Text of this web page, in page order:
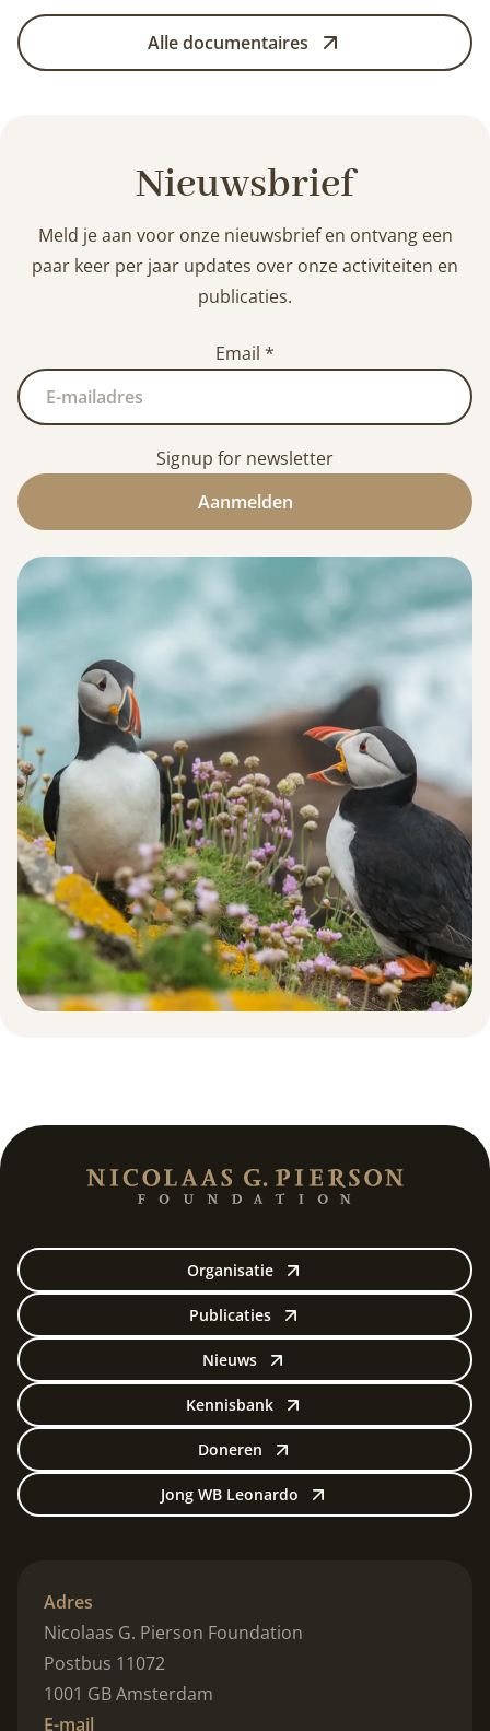
Alle documentaires
Nieuwsbrief
Meld je aan voor onze nieuwsbrief en ontvang een
paar keer per jaar updates over onze activiteiten en
publicaties.
Email *
Signup for newsletter
Aanmelden
Organisatie
Publicaties
Nieuws
Kennisbank
Doneren
Jong WB Leonardo
Adres
Nicolaas G. Pierson Foundation
Postbus 11072
1001 GB Amsterdam
E-mail